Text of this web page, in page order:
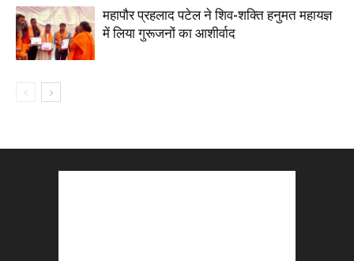
महापौर प्रहलाद पटेल ने शिव-शक्ति हनुमत महायज्ञ
में लिया गुरूजनों का आशीर्वाद